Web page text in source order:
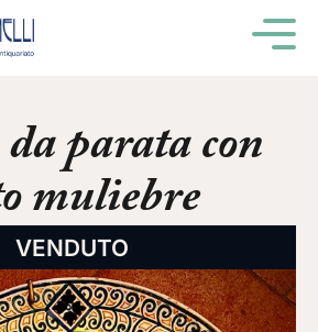
parata con
muliebre
VENDUTO